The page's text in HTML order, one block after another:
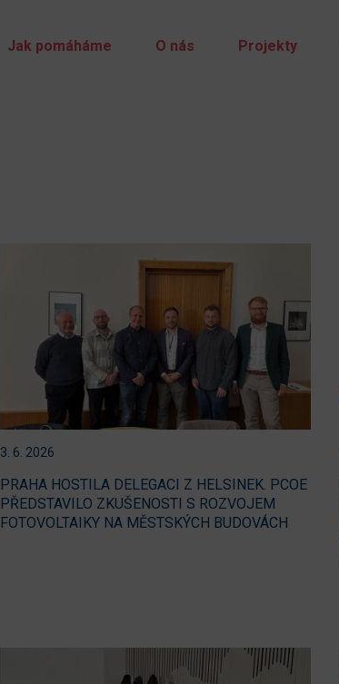
Jak pomáháme O nás Projekty
3. 6. 2026
PRAHA HOSTILA DELEGACI Z HELSINEK. PCOE
PŘEDSTAVILO ZKUŠENOSTI S ROZVOJEM
FOTOVOLTAIKY NA MĚSTSKÝCH BUDOVÁCH